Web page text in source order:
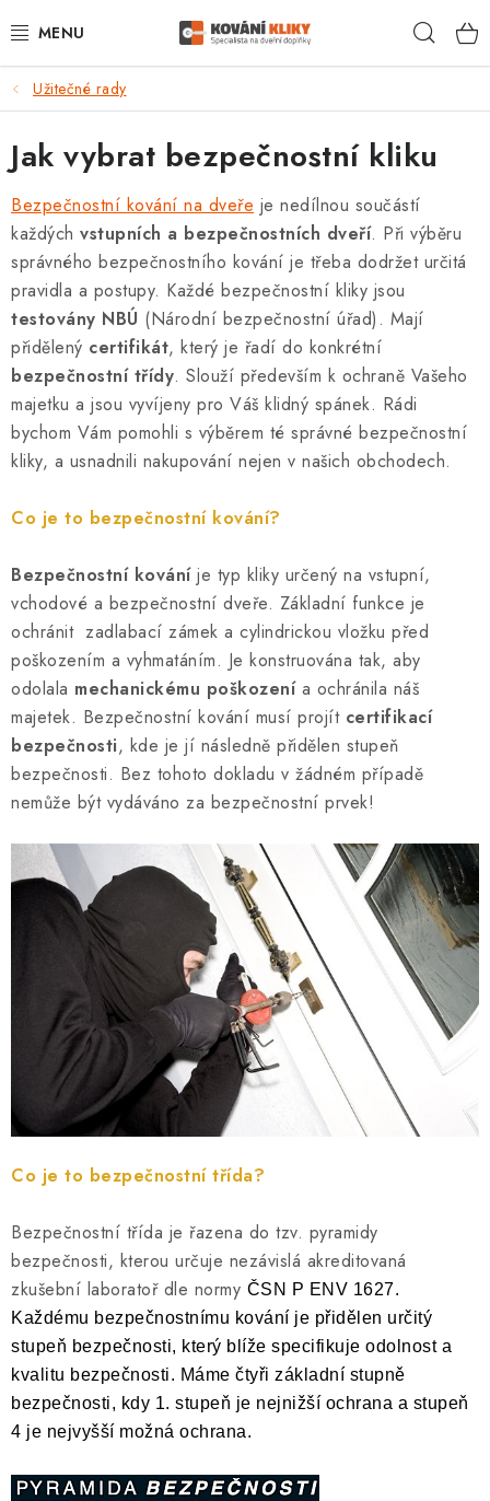
na
VÝPRODEJ - TOP AKCE
BLOG
UŽITEČNÉ RADY
VRÁCENÍ ZBOŽÍ
POŠTOVNÉ
OP
KONTAKT
CHYTRÉ KLIKY
KOVÁNÍ A KLIKY
BEZPEČNOSTNÍ KOVÁNÍ
CYLINDRICKÉ VLOŽKY
ZÁMKY, PETLICE A ZÁVORY
SPECIÁLNÍ KOVÁNÍ
DOPLŇKY KE DVEŘÍM
PRO POSUVNÉ DVEŘE
STAVEBNÍ POUZDRA
POKLADNIČKY NA ZÁMEK
SCHRÁNKY NA KLÍČE
TREZORY
ZNAČKY
Kontakt O nás OP GDPR Poštovné
Vrácení zboží
Oboroví ODBORNÍCI
Doporučujeme
Užitečné rady
Jak vybrat bezpečnostní kliku
Bezpečnostní kování na dveře je nedílnou součástí
každých vstupních a bezpečnostních dveří. Při výběru
správného bezpečnostního kování je třeba dodržet určitá
pravidla a postupy. Každé bezpečnostní kliky jsou
testovány NBÚ (Národní bezpečnostní úřad). Mají
přidělený certifikát, který je řadí do konkrétní
bezpečnostní třídy. Slouží především k ochraně Vašeho
majetku a jsou vyvíjeny pro Váš klidný spánek. Rádi
bychom Vám pomohli s výběrem té správné bezpečnostní
kliky, a usnadnili nakupování nejen v našich obchodech.
Co je to bezpečnostní kování?
Bezpečnostní kováníje typ kliky určený na vstupní,
vchodové a bezpečnostní dveře. Základní funkce je
ochránit zadlabací zámek a cylindrickou vložku před
poškozením a vyhmatáním. Je konstruována tak, aby
odolala mechanickému poškozenía ochránila náš
majetek. Bezpečnostní kování musí projít certifikací
bezpečnosti, kde je jí následně přidělen stupeň
bezpečnosti. Bez tohoto dokladu v žádném případě
nemůže být vydáváno za bezpečnostní prvek!
Co je to bezpečnostní třída?
Bezpečnostní třída je řazena do tzv. pyramidy
bezpečnosti, kterou určuje nezávislá akreditovaná
zkušební laboratoř dle normy ČSN P ENV 1627.
Každému bezpečnostnímu kování je přidělen určitý
stupeň bezpečnosti, který blíže specifikuje odolnost a
kvalitu bezpečnosti. Máme čtyři základní stupně
bezpečnosti, kdy 1. stupeň je nejnižší ochrana a stupeň
4 je nejvyšší možná ochrana.